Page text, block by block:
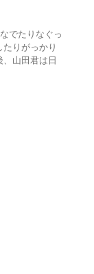
でたりなぐっ
りがっかり
山田君は日